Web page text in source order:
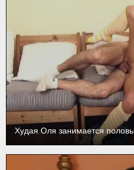
Худая Оля занимается